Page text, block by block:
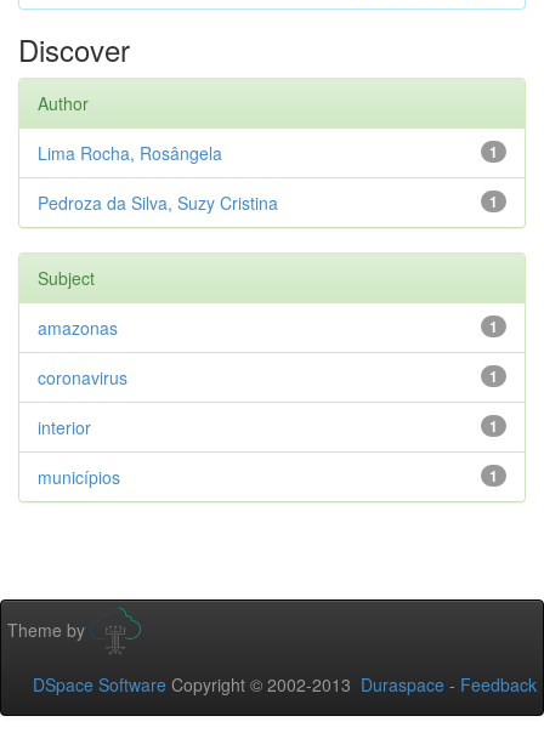
Discover
Author
1
Lima Rocha, Rosângela
1
Pedroza da Silva, Suzy Cristina
Subject
1
amazonas
1
coronavirus
1
interior
1
municípios
Theme by
DSpace Software Copyright © 2002-2013 Duraspace - Feedback